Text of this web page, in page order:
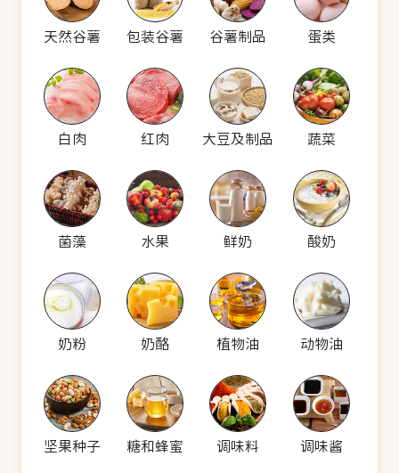
天然谷薯 包装谷薯 谷薯制品 蛋类
白肉 红肉 大豆及制品 蔬菜
菌藻 水果 鲜奶 酸奶
奶粉 奶酪 植物油 动物油
坚果种子 糖和蜂蜜 调味料 调味酱